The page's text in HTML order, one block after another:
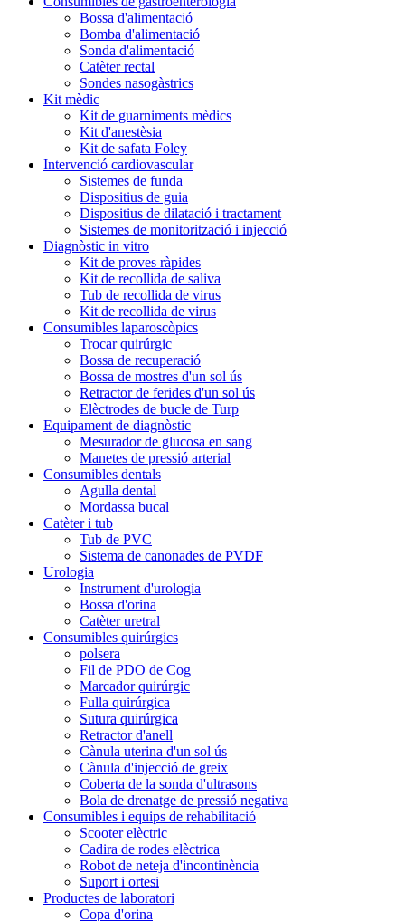
Bossa d'alimentació
Bomba d'alimentació
Sonda d'alimentació
Catèter rectal
Sondes nasogàstrics
Kit mèdic
Kit de guarniments mèdics
Kit d'anestèsia
Kit de safata Foley
Intervenció cardiovascular
Sistemes de funda
Dispositius de guia
Dispositius de dilatació i tractament
Sistemes de monitorització i injecció
Diagnòstic in vitro
Kit de proves ràpides
Kit de recollida de saliva
Tub de recollida de virus
Kit de recollida de virus
Consumibles laparoscòpics
Trocar quirúrgic
Bossa de recuperació
Bossa de mostres d'un sol ús
Retractor de ferides d'un sol ús
Elèctrodes de bucle de Turp
Equipament de diagnòstic
Mesurador de glucosa en sang
Manetes de pressió arterial
Consumibles dentals
Agulla dental
Mordassa bucal
Catèter i tub
Tub de PVC
Sistema de canonades de PVDF
Urologia
Instrument d'urologia
Bossa d'orina
Catèter uretral
Consumibles quirúrgics
polsera
Fil de PDO de Cog
Marcador quirúrgic
Fulla quirúrgica
Sutura quirúrgica
Retractor d'anell
Cànula uterina d'un sol ús
Cànula d'injecció de greix
Coberta de la sonda d'ultrasons
Bola de drenatge de pressió negativa
Consumibles i equips de rehabilitació
Scooter elèctric
Cadira de rodes elèctrica
Robot de neteja d'incontinència
Suport i ortesi
Productes de laboratori
Copa d'orina